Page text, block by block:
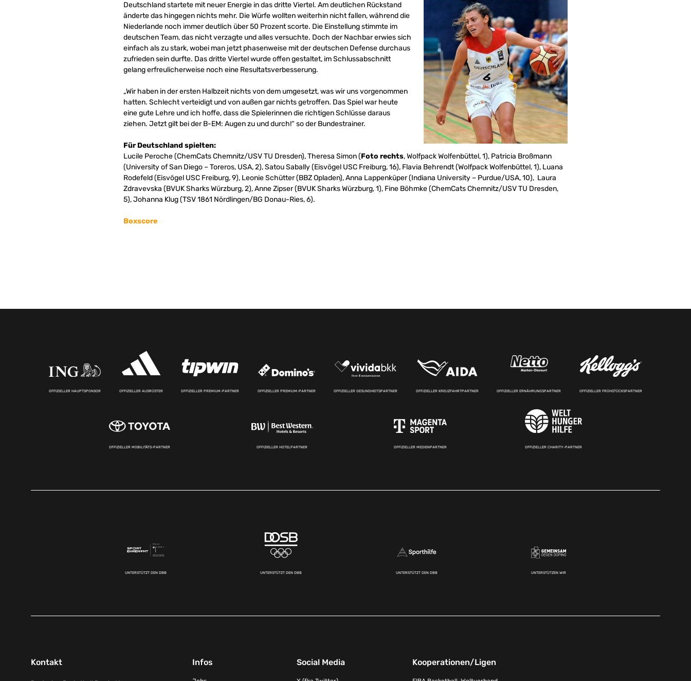
Deutschland startete mit neuer Energie in das dritte Viertel. Am deutlichen Rückstand
änderte das hingegen nichts mehr. Die Würfe wollten weiterhin nicht fallen, während die
Niederlande noch immer deutlich über 50 Prozent scorte. Die Einstellung stimmte im
deutschen Team, das nicht verzagte und alles versuchte. Doch der Nachbar erwies sich
einfach als zu stark, wobei man jetzt phasenweise mit der deutschen Defense durchaus
zufrieden sein durfte. Das dritte Viertel wurde offen gestaltet, im Schlussabschnitt
gelang erfreulicherweise noch eine Resultatsverbesserung.
„Wir haben in der ersten Halbzeit nichts von dem umgesetzt, was wir uns vorgenommen
hatten. Schlecht verteidigt und von außen gar nichts getroffen. Das Spiel war heute
eine gute Lehre und ich hoffe, dass die Spielerinnen die richtigen Schlüsse daraus
ziehen. Jetzt gilt bei der B-EM: Augen zu und durch!“ so der Bundestrainer.
Für Deutschland spielten:
Lucile Peroche (ChemCats Chemnitz/USV TU Dresden), Theresa Simon (Foto rechts, Wolfpack Wolfenbüttel, 1), Patricia Broßmann
(University of San Diego – Toreros, USA, 2), Satou Sabally (Eisvögel USC Freiburg, 16), Flavia Behrendt (Wolfpack Wolfenbüttel, 1), Luana
Rodefeld (Eisvögel USC Freiburg, 9), Leonie Schütter (BBZ Opladen), Anna Lappenküper (Indiana University – Purdue/USA, 10), Laura
Zdravevska (BVUK Sharks Würzburg, 2), Anne Zipser (BVUK Sharks Würzburg, 1), Fine Böhmke (ChemCats Chemnitz/USV TU Dresden,
5), Johanna Klug (TSV 1861 Nördlingen/BG Donau-Ries, 6).
Boxscore
OFFIZIELLER HAUPTSPONSOR OFFIZIELLER AUSRÜSTER OFFIZIELLER PREMIUM-PARTNER OFFIZIELLER PREMIUM-PARTNER OFFIZIELLER GESUNDHEITSPARTNER OFFIZIELLER KREUZFAHRTPARTNER OFFIZIELLER ERNÄHRUNGSPARTNER OFFIZIELLER FRÜHSTÜCKSPARTNER
OFFIZIELLER MOBILITÄTS-PARTNER OFFIZIELLER HOTELPARTNER OFFIZIELLER MEDIENPARTNER OFFIZIELLER CHARITY-PARTNER
UNTERSTÜTZT DEN DBB UNTERSTÜTZT DEN DBB UNTERSTÜTZT DEN DBB UNTERSTÜTZEN WIR
Kontakt Infos Social Media Kooperationen/Ligen